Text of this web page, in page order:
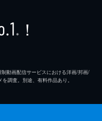
※ ！
動画配信サービスにおける洋画/邦画/
調査。別途、有料作品あり。